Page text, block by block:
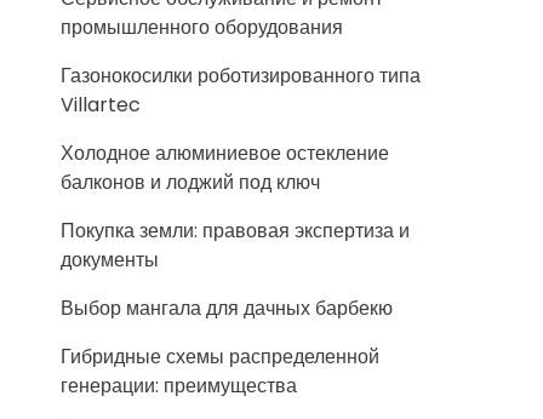
промышленного оборудования
Газонокосилки роботизированного типа
Villartec
Холодное алюминиевое остекление
балконов и лоджий под ключ
Покупка земли: правовая экспертиза и
документы
Выбор мангала для дачных барбекю
Гибридные схемы распределенной
генерации: преимущества